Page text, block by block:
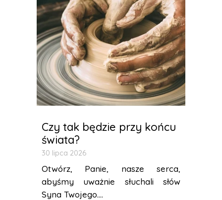
Czy tak będzie przy końcu
świata?
30 lipca 2026
Otwórz, Panie, nasze serca,
abyśmy uważnie słuchali słów
Syna Twojego....